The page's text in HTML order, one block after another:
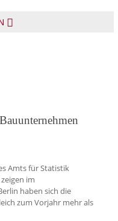
Amts für Statistik
im
haben sich die
zum Vorjahr mehr als